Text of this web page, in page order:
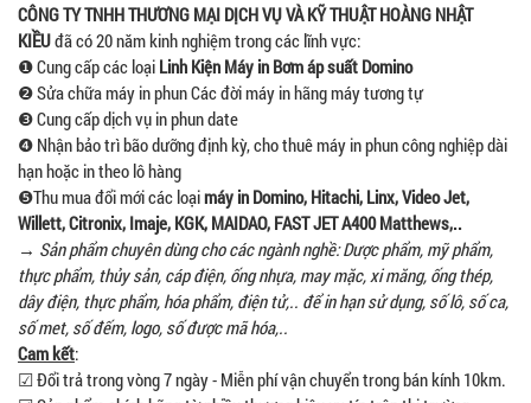
CÔNG TY TNHH THƯƠNG MẠI DỊCH VỤ VÀ KỸ THUẬT HOÀNG NHẬT
KIỀUđã có 20 năm kinh nghiệm trong các lĩnh vực:
❶ Cung cấp các loại Linh Kiện Máy in Bơm áp suất Domino
❷ Sửa chữa máy in phun Các đời máy in hãng máy tương tự
❸ Cung cấp dịch vụ in phun date
❹ Nhận bảo trì bão dưỡng định kỳ, cho thuê máy in phun công nghiệp dài
hạn hoặc in theo lô hàng
❺Thu mua đổi mới các loạimáy in Domino, Hitachi, Linx, Video Jet,
Willett, Citronix, Imaje, KGK, MAIDAO, FAST JET A400Matthews,..
→ Sản phẩm chuyên dùng cho các ngành nghề: Dược phẩm, mỹ phẩm,
thực phẩm, thủy sản, cáp điện, ống nhựa, may mặc, xi măng, ống thép,
dây điện, thực phẩm, hóa phẩm, điện tử,.. để in hạn sử dụng, số lô, số ca,
số met, số đếm, logo, số được mã hóa,..
Cam kết:
☑ Đổi trả trong vòng 7 ngày - Miễn phí vận chuyển trong bán kính 10km.